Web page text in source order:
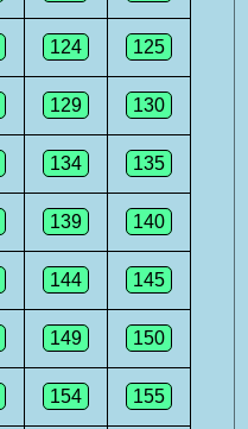
124 125
129 130
134 135
139 140
144 145
149 150
154 155